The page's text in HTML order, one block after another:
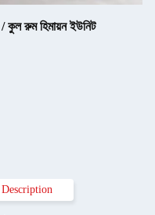
/ কুল রুম হিমায়ন ইউনিট
Description